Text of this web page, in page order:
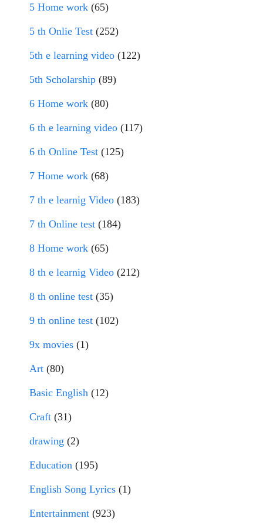
5 Home work (65)
5 th Onlie Test (252)
5th e learning video (122)
5th Scholarship (89)
6 Home work (80)
6 th e learning video (117)
6 th Online Test (125)
7 Home work (68)
7 th e learnig Video (183)
7 th Online test (184)
8 Home work (65)
8 th e learnig Video (212)
8 th online test (35)
9 th online test (102)
9x movies (1)
Art (80)
Basic English (12)
Craft (31)
drawing (2)
Education (195)
English Song Lyrics (1)
Entertainment (923)